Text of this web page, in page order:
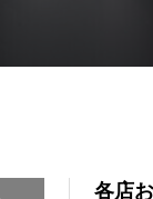
各店